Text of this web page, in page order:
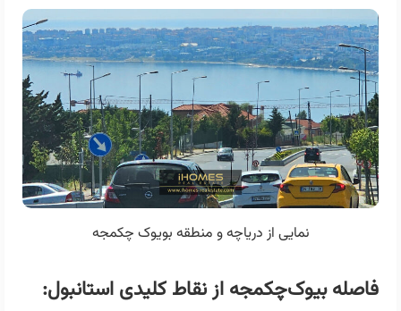
نمایی از دریاچه و منطقه بویوک چکمجه
فاصله بیوک‌چکمجه از نقاط کلیدی استانبول: